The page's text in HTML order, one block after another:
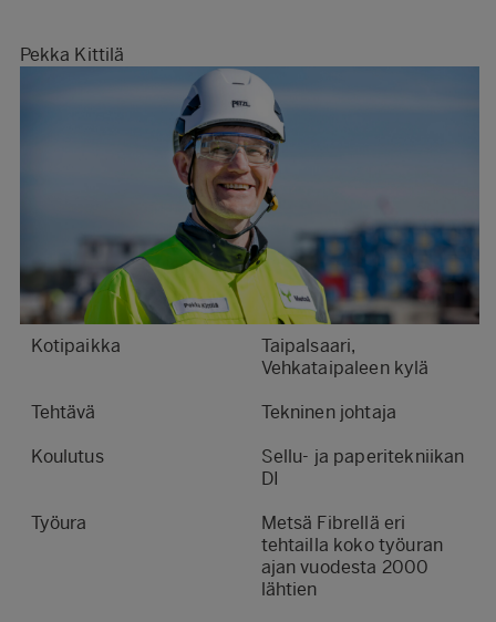
Pekka Kittilä
Kotipaikka
Taipalsaari,
Vehkataipaleen kylä
Tehtävä Tekninen johtaja
Koulutus
Sellu- ja paperitekniikan
DI
Työura
Metsä Fibrellä eri
tehtailla koko työuran
ajan vuodesta 2000
lähtien